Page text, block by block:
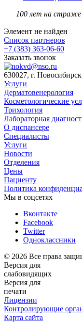
100 лет на страже
Элемент не найден
Список партнеров
+7 (383) 363-06-60
Заказать звонок
630027, г.
Услуги
Дерматовенерология
Косметологические
Трихология
Лабораторная
О диспансере
Специалисты
Услуги
Новости
Отделения
Цены
Пациенту
Политика
Мы в соцсетях
Вконтакте
Facebook
Twitter
Одноклассники
© 2026 Все права
Версия для
слабовидящих
Версия для
печати
Лицензии
Контролирующие
Карта сайта